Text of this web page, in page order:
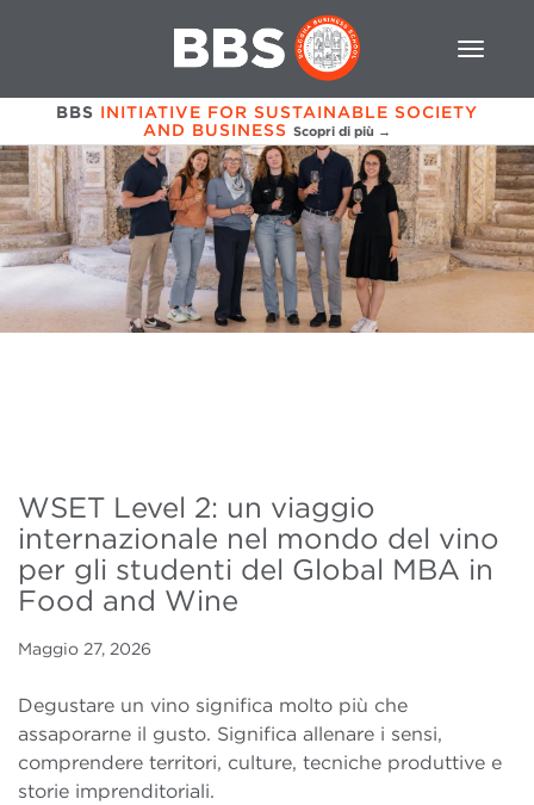
BBS INITIATIVE FOR SUSTAINABLE SOCIETY
AND BUSINESS Scopri di più →
WSET Level 2: un viaggio
internazionale nel mondo del vino
per gli studenti del Global MBA in
Food and Wine
Maggio 27, 2026
Degustare un vino significa molto più che
assaporarne il gusto. Significa allenare i sensi,
comprendere territori, culture, tecniche produttive e
storie imprenditoriali.